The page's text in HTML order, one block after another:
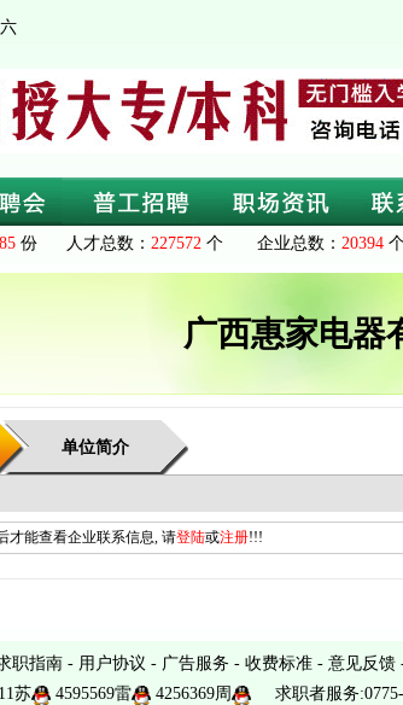
份 人才总数： 227572 个 企业总数： 20394
广西惠家电器
单位简介
才能查看企业联系信息, 请登陆或注册!!!
职指南 - 用户协议 - 广告服务 - 收费标准 - 意见反馈
苏
4595569雷 4256369周
求职者服务:0775-